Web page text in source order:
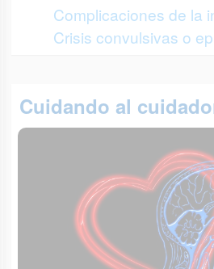
Complicaciones de la
Crisis convulsivas o
Cuidando al